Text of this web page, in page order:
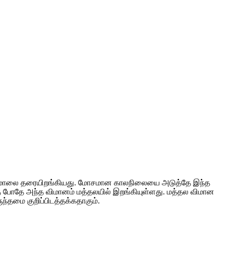
தரையிறங்கியது. மோசமான காலநிலையை அடுத்தே இந்த
அந்த விமானம் மத்தலயில் இறங்கியுள்ளது. மத்தல விமான
குறிப்பிடத்தக்கதாகும்.